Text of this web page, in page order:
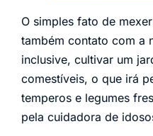
O simples fato de
também contato com a
inclusive, cultivar um
comestíveis, o que irá
temperos e legumes
pela cuidadora de